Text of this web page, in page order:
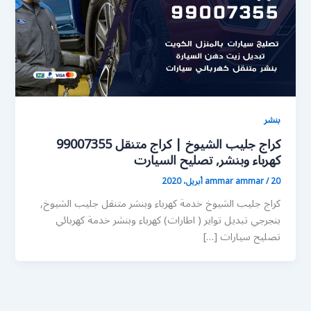
بنشر
كراج جليب الشيوخ | كراج متنقل 99007355
كهرباء وبنشر, تصليح السيارت
ammar ammar/20 أبريل، 2020
كراج جليب الشيوخ خدمة كهرباء وبنشر متنقل جليب الشيوخ,
بنجرجي تبديل تواير ( اطارات) كهرباء وبنشر خدمة كهربائي
تصليح سيارات […]